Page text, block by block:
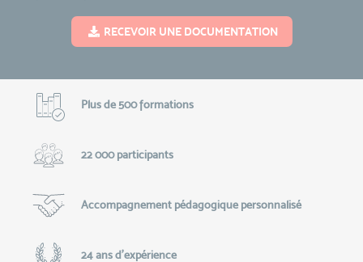
RECEVOIR UNE DOCUMENTATION
Plus de 500 formations
22 000 participants
Accompagnement pédagogique personnalisé
24 ans d'expérience